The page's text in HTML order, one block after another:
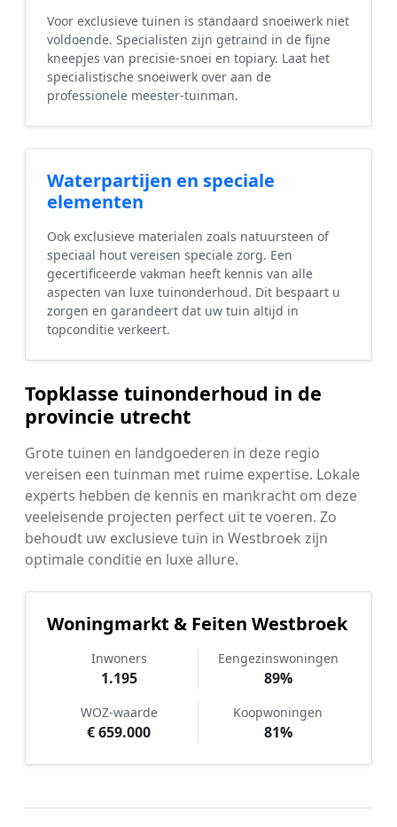
Voor exclusieve tuinen is standaard snoeiwerk niet
voldoende. Specialisten zijn getraind in de fijne
kneepjes van precisie-snoei en topiary. Laat het
specialistische snoeiwerk over aan de
professionele meester-tuinman.
Waterpartijen en speciale
elementen
Ook exclusieve materialen zoals natuursteen of
speciaal hout vereisen speciale zorg. Een
gecertificeerde vakman heeft kennis van alle
aspecten van luxe tuinonderhoud. Dit bespaart u
zorgen en garandeert dat uw tuin altijd in
topconditie verkeert.
Topklasse tuinonderhoud in de
provincie utrecht
Grote tuinen en landgoederen in deze regio
vereisen een tuinman met ruime expertise. Lokale
experts hebben de kennis en mankracht om deze
veeleisende projecten perfect uit te voeren. Zo
behoudt uw exclusieve tuin in Westbroek zijn
optimale conditie en luxe allure.
Woningmarkt & Feiten Westbroek
Inwoners
1.195
Eengezinswoningen
89%
WOZ-waarde
€ 659.000
Koopwoningen
81%